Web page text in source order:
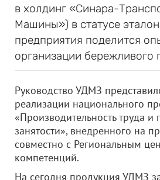
в холдинг «Синара-
Машины») в статусе
предприятия поделится
организации бережливого
Руководство УДМЗ
реализации национального
«Производительность труда
занятости», внедренного на
совместно с Региональным
компетенций.
На сегодня продукция УДМЗ